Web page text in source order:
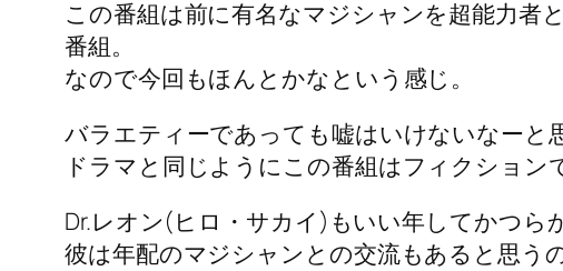
この番組は前に有名なマジシャンを超能力者
番組。
なので今回もほんとかなという感じ。
バラエティーであっても嘘はいけないなーと
ドラマと同じようにこの番組はフィクショ
Dr.レオン(ヒロ・サカイ)もいい年してかつら
彼は年配のマジシャンとの交流もあると思う